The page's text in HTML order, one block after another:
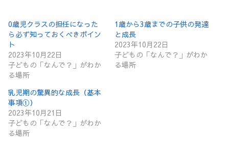
0歳児クラスの担任になった
ら必ず知っておくべきポイン
ト
2023年10月22日
子どもの「なんで？」がわか
る場所
1歳から3歳までの子供の発達
と成長
2023年10月22日
子どもの「なんで？」がわか
る場所
乳児期の驚異的な成長（基本
事項①）
2023年10月21日
子どもの「なんで？」がわか
る場所